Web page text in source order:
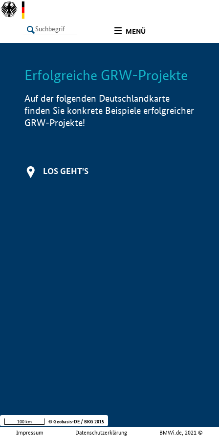
MENÜ
LISTE Info
Erfolgreiche GRW-Projekte
Auf der folgenden Deutschlandkarte
finden Sie konkrete Beispiele erfolgreicher
GRW-Projekte!
LOS GEHT'S
Impressum Datenschutzerklärung BMWi.de, 2021 ©
100 km © Geobasis-DE / BKG 2015